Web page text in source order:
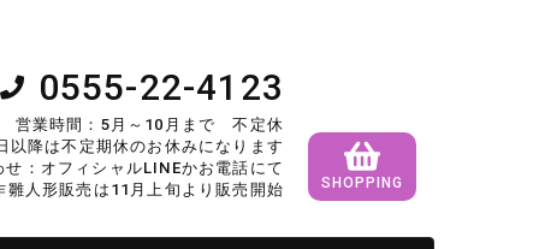
0555-22-4123
営業時間：5月～10月まで 不定休
以降は不定期休のお休みになります
せ：オフィシャルLINEかお電話にて
雛人形販売は11月上旬より販売開始
SHOPPING